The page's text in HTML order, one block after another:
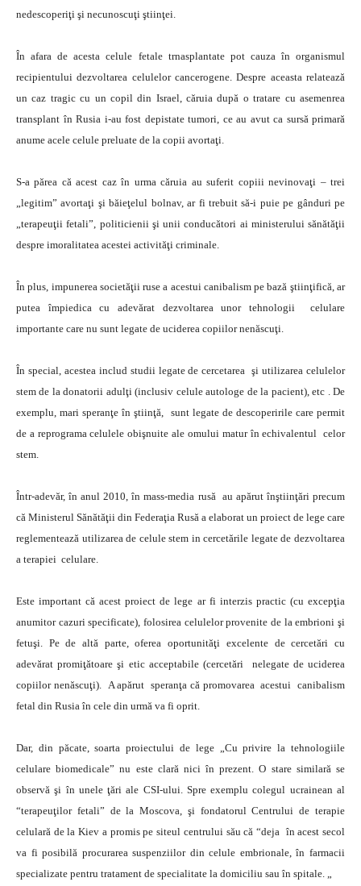
nedescoperiţi şi necunoscuţi ştiinţei.
În afara de acesta celule fetale trnasplantate pot cauza în organismul
recipientului dezvoltarea celulelor cancerogene. Despre aceasta relatează
un caz tragic cu un copil din Israel, căruia după o tratare cu asemenrea
transplant în Rusia i-au fost depistate tumori, ce au avut ca sursă primară
anume acele celule preluate de la copii avortaţi.
S-a părea că acest caz în urma căruia au suferit copiii nevinovaţi – trei
„legitim” avortaţi şi băieţelul bolnav, ar fi trebuit să-i puie pe gânduri pe
„terapeuţii fetali”, politicienii şi unii conducători ai ministerului sănătăţii
despre imoralitatea acestei activităţi criminale.
În plus, impunerea societăţii ruse a acestui canibalism pe bază ştiinţifică, ar
putea împiedica cu adevărat dezvoltarea unor tehnologii celulare
importante care nu sunt legate de uciderea copiilor nenăscuţi.
În special, acestea includ studii legate de cercetarea şi utilizarea celulelor
stem de la donatorii adulţi (inclusiv celule autologe de la pacient), etc . De
exemplu, mari speranţe în ştiinţă, sunt legate de descoperirile care permit
de a reprograma celulele obişnuite ale omului matur în echivalentul celor
stem.
Într-adevăr, în anul 2010, în mass-media rusă au apărut înştiinţări precum
că Ministerul Sănătăţii din Federaţia Rusă a elaborat un proiect de lege care
reglementează utilizarea de celule stem in cercetările legate de dezvoltarea
a terapiei celulare.
Este important că acest proiect de lege ar fi interzis practic (cu excepţia
anumitor cazuri specificate), folosirea celulelor provenite de la embrioni şi
fetuşi. Pe de altă parte, oferea oportunităţi excelente de cercetări cu
adevărat promiţătoare şi etic acceptabile (cercetări nelegate de uciderea
copiilor nenăscuţi). A apărut speranţa că promovarea acestui canibalism
fetal din Rusia în cele din urmă va fi oprit.
Dar, din păcate, soarta proiectului de lege „Cu privire la tehnologiile
celulare biomedicale” nu este clară nici în prezent. O stare similară se
observă şi în unele ţări ale CSI-ului. Spre exemplu colegul ucrainean al
“terapeuţilor fetali” de la Moscova, şi fondatorul Centrului de terapie
celulară de la Kiev a promis pe siteul centrului său că “deja în acest secol
va fi posibilă procurarea suspenziilor din celule embrionale, în farmacii
specializate pentru tratament de specialitate la domiciliu sau în spitale. „